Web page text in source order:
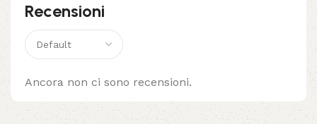
Recensioni
Ancora non ci sono recensioni.